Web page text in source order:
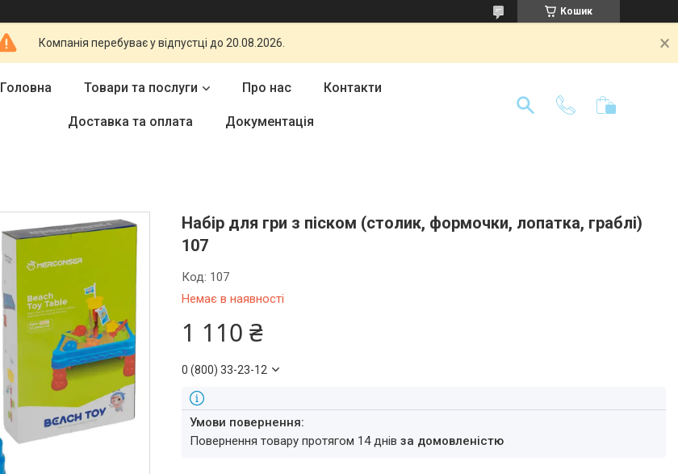
Кошик
Компанія перебуває у відпустці до 20.08.2026.
Головна Товари та послуги Про нас Контакти
Доставка та оплата Документація
Набір для гри з піском (столик, формочки, лопатка, граблі)
107
Немає в наявності
Код: 107
1 110 ₴
0 (800) 33-23-12
повернення товару протягом 14 днівза домовленістю